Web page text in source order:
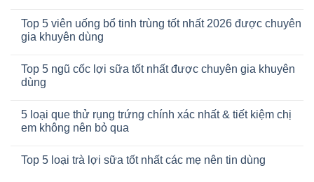
Top 5 viên uống bổ tinh trùng tốt nhất 2026 được chuyên
gia khuyên dùng
Top 5 ngũ cốc lợi sữa tốt nhất được chuyên gia khuyên
dùng
5 loại que thử rụng trứng chính xác nhất & tiết kiệm chị
em không nên bỏ qua
Top 5 loại trà lợi sữa tốt nhất các mẹ nên tin dùng